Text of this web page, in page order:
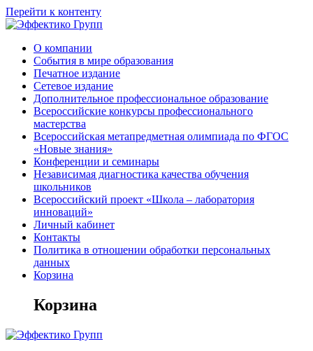
Перейти к контенту
О компании
События в мире образования
Печатное издание
Сетевое издание
Дополнительное профессиональное образование
Всероссийские конкурсы профессионального
мастерства
Всероссийская метапредметная олимпиада по ФГОС
«Новые знания»
Конференции и семинары
Независимая диагностика качества обучения
школьников
Всероссийский проект «Школа – лаборатория
инноваций»
Личный кабинет
Контакты
Политика в отношении обработки персональных
данных
Корзина
Корзина